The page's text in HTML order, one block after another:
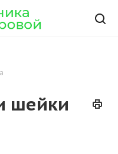
шейки